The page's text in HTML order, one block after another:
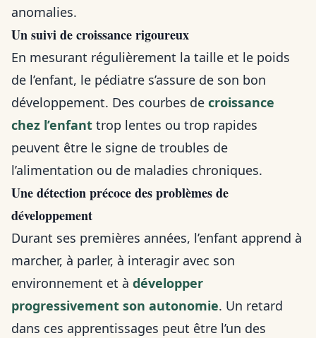
anomalies.
Un suivi de croissance rigoureux
En mesurant régulièrement la taille et le poids
de l’enfant, le pédiatre s’assure de son bon
développement. Des courbes de croissance
chez l’enfant trop lentes ou trop rapides
peuvent être le signe de troubles de
l’alimentation ou de maladies chroniques.
Une détection précoce des problèmes de
développement
Durant ses premières années, l’enfant apprend à
marcher, à parler, à interagir avec son
environnement et à développer
progressivement son autonomie. Un retard
dans ces apprentissages peut être l’un des